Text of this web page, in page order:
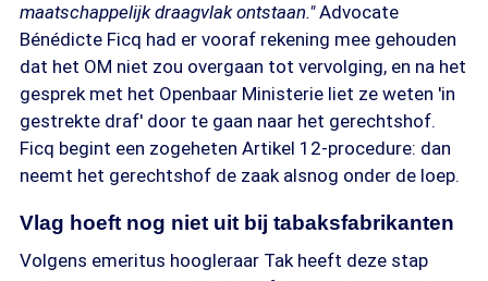
maatschappelijk draagvlak ontstaan."Advocate
Bénédicte Ficq had er vooraf rekening mee gehouden
dat het OM niet zou overgaan tot vervolging, en na het
gesprek met het Openbaar Ministerie liet ze weten 'in
gestrekte draf' door te gaan naar het gerechtshof.
Ficq begint een zogeheten Artikel 12-procedure: dan
neemt het gerechtshof de zaak alsnog onder de loep.
Vlag hoeft nog niet uit bij tabaksfabrikanten
Volgens emeritus hoogleraar Tak heeft deze stap